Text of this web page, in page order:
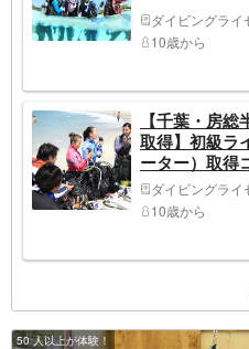
ダイビングライ
10歳から
【千葉・房
取得】初級ラ
ーター）取得
ダイビングライ
10歳から
50 人以上が体験！